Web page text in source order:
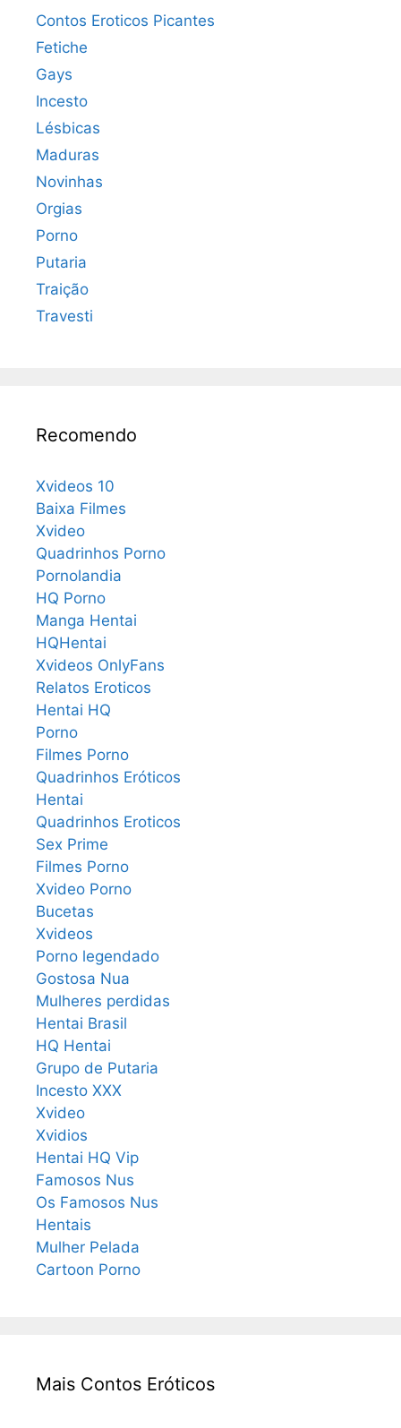
Contos Eroticos Picantes
Fetiche
Gays
Incesto
Lésbicas
Maduras
Novinhas
Orgias
Porno
Putaria
Traição
Travesti
Recomendo
Xvideos 10
Baixa Filmes
Xvideo
Quadrinhos Porno
Pornolandia
HQ Porno
Manga Hentai
HQHentai
Xvideos OnlyFans
Relatos Eroticos
Hentai HQ
Porno
Filmes Porno
Quadrinhos Eróticos
Hentai
Quadrinhos Eroticos
Sex Prime
Filmes Porno
Xvideo Porno
Bucetas
Xvideos
Porno legendado
Gostosa Nua
Mulheres perdidas
Hentai Brasil
HQ Hentai
Grupo de Putaria
Incesto XXX
Xvideo
Xvidios
Hentai HQ Vip
Famosos Nus
Os Famosos Nus
Hentais
Mulher Pelada
Cartoon Porno
Mais Contos Eróticos